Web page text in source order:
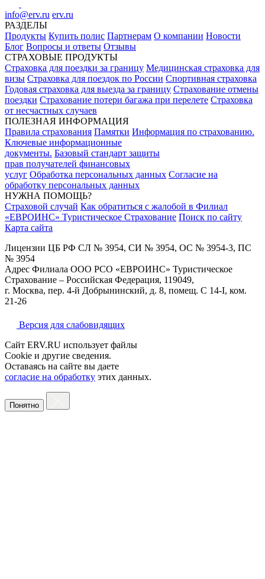
info@erv.ru erv.ru
РАЗДЕЛЫ
Продукты Купить полис Партнерам О компании Новости
Блог Вопросы и ответы Отзывы
СТРАХОВЫЕ ПРОДУКТЫ
Страховка для поездки за границу Медицинская страховка для
визы Страховка для поездок по России Спортивная страховка
Годовая страховка для выезда за границу Страхование отмены
поездки Страхование потери багажа при перелете Страховка
от несчастных случаев
ПОЛЕЗНАЯ ИНФОРМАЦИЯ
Правила страхования Памятки Информация по страхованию.
Ключевые информационные
документы. Базовый стандарт защиты
прав получателей финансовых
услуг Обработка персональных данных Согласие на
обработку персональных данных
НУЖНА ПОМОЩЬ?
Страховой случай Как обратиться с жалобой в Филиал
«ЕВРОИНС» Туристическое Страхование Поиск по сайту
Карта сайта
Лицензии ЦБ РФ СЛ № 3954, СИ № 3954, ОС № 3954-3, ПС
№ 3954
Адрес Филиала ООО РСО «ЕВРОИНС» Туристическое
Страхование – Российская Федерация, 119049,
г. Москва, пер. 4-й Добрынинский, д. 8, помещ. С 14-I, ком.
21-26
Версия для слабовидящих
Сайт ERV.RU использует файлы
Cookie и другие сведения.
Оставаясь на сайте вы даете
согласие на обработку этих данных.
Понятно